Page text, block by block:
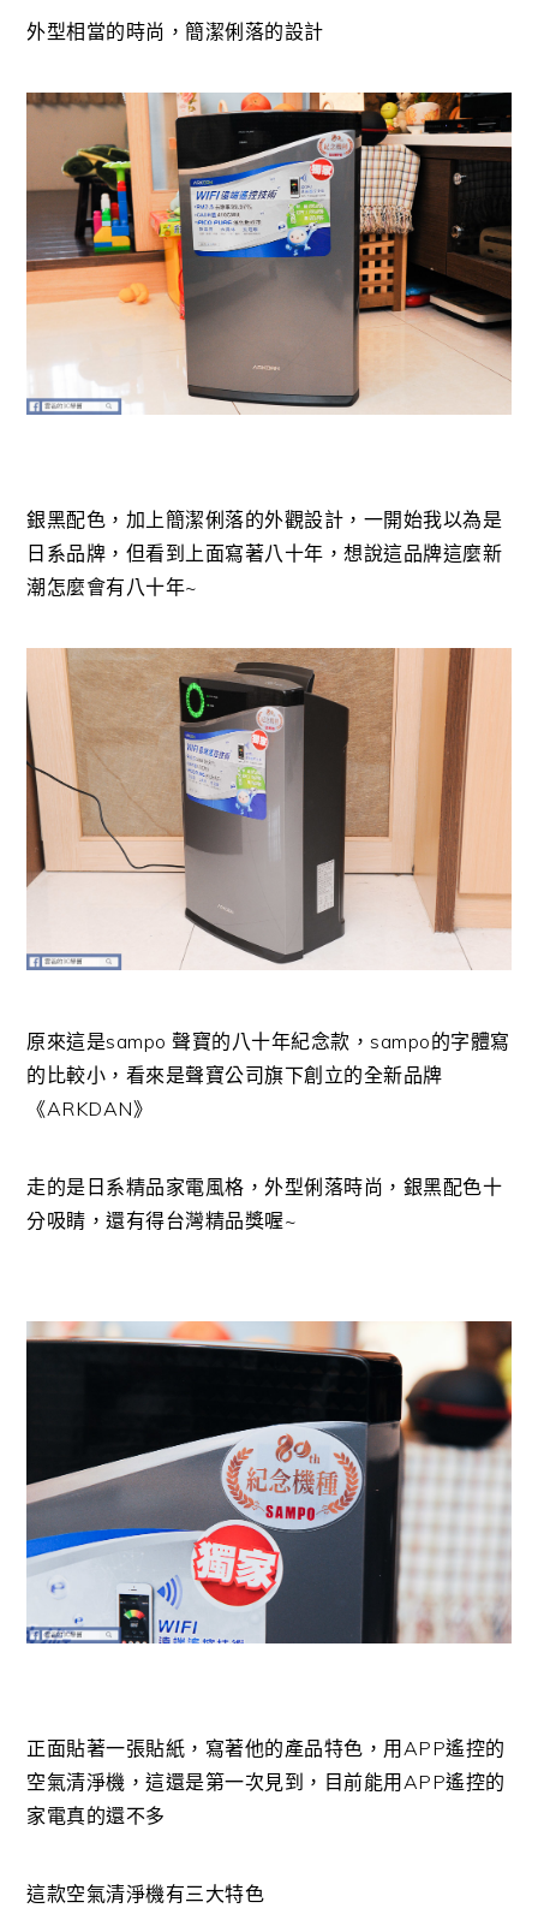
外型相當的時尚，簡潔俐落的設計
銀黑配色，加上簡潔俐落的外觀設計，一開始我以為是
日系品牌，但看到上面寫著八十年，想說這品牌這麼新
潮怎麼會有八十年~
原來這是sampo 聲寶的八十年紀念款，sampo的字體寫
的比較小，看來是聲寶公司旗下創立的全新品牌
《ARKDAN》
走的是日系精品家電風格，外型俐落時尚，銀黑配色十
分吸睛，還有得台灣精品獎喔~
正面貼著一張貼紙，寫著他的產品特色，用APP遙控的
空氣清淨機，這還是第一次見到，目前能用APP遙控的
家電真的還不多
這款空氣清淨機有三大特色